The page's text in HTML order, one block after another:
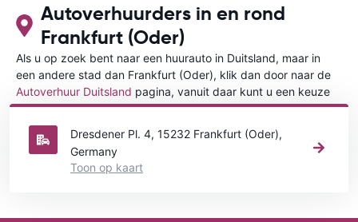
Autoverhuurders in en rond
Frankfurt (Oder)
Als u op zoek bent naar een huurauto in Duitsland, maar in
een andere stad dan Frankfurt (Oder), klik dan door naar de
Autoverhuur Duitsland pagina, vanuit daar kunt u een keuze
maken in welke stad in Duitsland u een auto huren wilt.
Dresdener Pl. 4, 15232 Frankfurt (Oder),
Germany
Toon op kaart